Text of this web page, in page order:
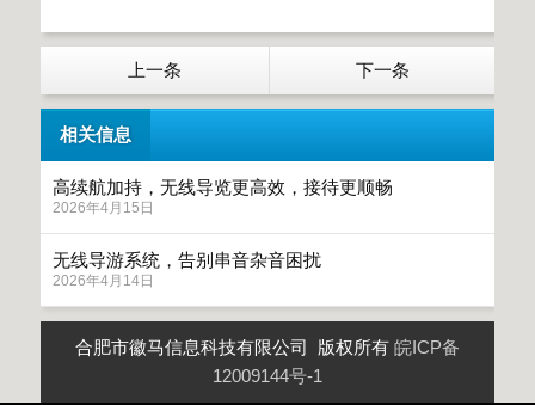
上一条 下一条
相关信息
高续航加持，无线导览更高效，接待更顺畅
2026年4月15日
无线导游系统，告别串音杂音困扰
2026年4月14日
合肥市徽马信息科技有限公司 版权所有 皖ICP备
12009144号-1